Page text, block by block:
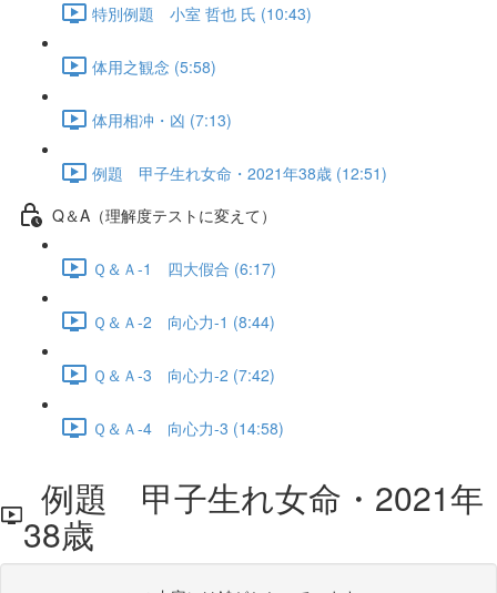
特別例題 小室 哲也 氏 (10:43)
体用之観念 (5:58)
体用相冲・凶 (7:13)
例題 甲子生れ女命・2021年38歳 (12:51)
Q＆A（理解度テストに変えて）
Ｑ＆Ａ-1 四大假合 (6:17)
Ｑ＆Ａ-2 向心力-1 (8:44)
Ｑ＆Ａ-3 向心力-2 (7:42)
Ｑ＆Ａ-4 向心力-3 (14:58)
例題 甲子生れ女命・2021年
38歳